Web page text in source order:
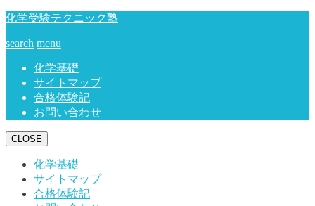
化学受験テクニック塾
search menu
化学基礎
サイトマップ
合格体験記
お問い合わせ
CLOSE
化学基礎
サイトマップ
合格体験記